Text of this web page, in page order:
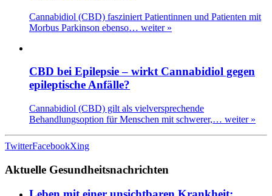
Cannabidiol (CBD) fasziniert Patientinnen und Patienten mit
Morbus Parkinson ebenso… weiter »
CBD bei Epilepsie – wirkt Cannabidiol gegen
epileptische Anfälle?
Cannabidiol (CBD) gilt als vielversprechende
Behandlungsoption für Menschen mit schwerer,… weiter »
TwitterFacebookXing
Aktuelle Gesundheitsnachrichten